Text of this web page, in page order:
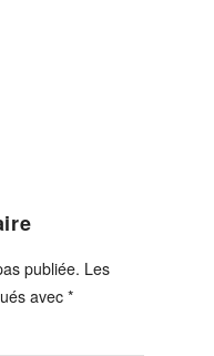
publiée. Les
avec*